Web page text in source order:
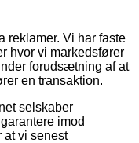
reklamer. Vi har faste
hvor vi markedsfører
forudsætning af at
en transaktion.
selskaber
imod
vi senest